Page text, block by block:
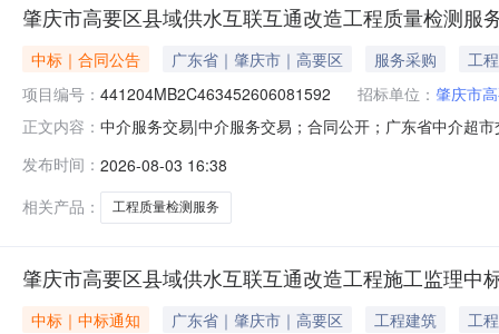
肇庆市高要区县域供水互联互通改造工程质量检测服
中标｜合同公告 广东省｜肇庆市｜高要区 服务采购
工程
项目编号： 441204MB2C463452606081592 招标单位： 肇庆市
正文内容： 中介服务交易|中介服务交易；合同公开；广东省中介超
通改造工程质量检测服务合同编号：
一是在现有规模水厂及
发布时间： 2026-08-03 16:38
相关产品：
工程质量检测服务
肇庆市高要区县域供水互联互通改造工程施工监理中
中标｜中标通知 广东省｜肇庆市｜高要区 工程建筑
工程